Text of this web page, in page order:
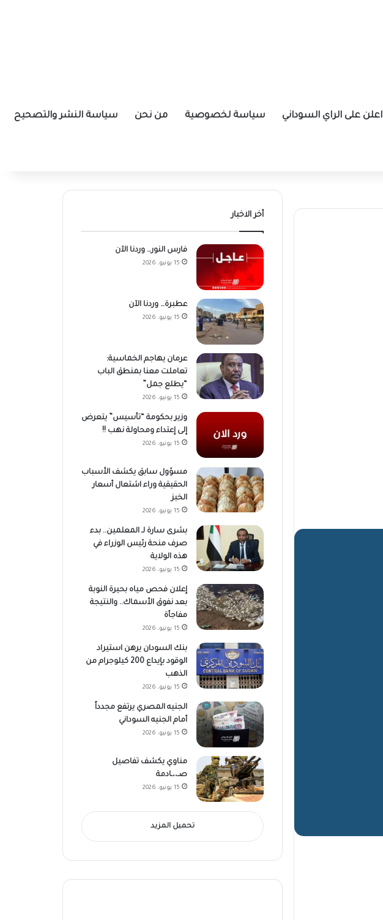
اعلن على الراي السوداني سياسة لخصوصية من نحن سياسة النشر والتصحيح
أخر الاخبار
فارس النور… وردنا الآن
15 يونيو، 2026
عطبرة… وردنا الآن
15 يونيو، 2026
عرمان يهاجم الخماسية:
تعاملت معنا بمنطق الباب
“يطلع جمل”
15 يونيو، 2026
وزير بحكومة “تأسيس” يتعرض
إلى إعتداء ومحاولة نهب !!
15 يونيو، 2026
مسؤول سابق يكشف الأسباب
الحقيقية وراء اشتعال أسعار
الخبز
15 يونيو، 2026
بشرى سارة لـ المعلمين.. بدء
صرف منحة رئيس الوزراء في
هذه الولاية
15 يونيو، 2026
إعلان فحص مياه بحيرة النوبة
بعد نفوق الأسماك.. والنتيجة
مفاجأة
15 يونيو، 2026
بنك السودان يرهن استيراد
الوقود بإيداع 200 كيلوجرام من
الذهب
15 يونيو، 2026
الجنيه المصري يرتفع مجدداً
أمام الجنيه السوداني
15 يونيو، 2026
مناوي يكشف تفاصيل
صـ،،ـادمة
15 يونيو، 2026
تحميل المزيد